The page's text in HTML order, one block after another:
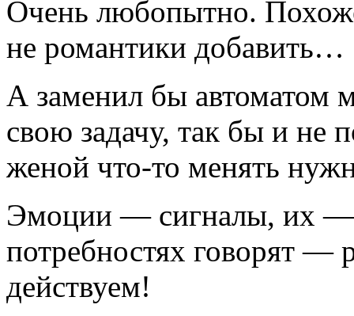
Очень любопытно.
не романтики добавить…
А заменил бы автоматом
свою задачу, так бы и не
женой что-то менять
Эмоции — сигналы, их —
потребностях говорят —
действуем!